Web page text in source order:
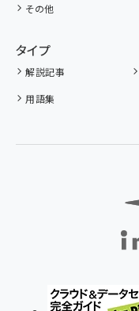
その他
タイプ
解説記事
用語集